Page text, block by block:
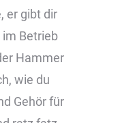
er gibt dir
Betrieb
Hammer
wie du
Gehör für